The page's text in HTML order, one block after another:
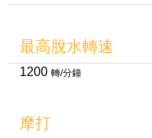
最高脫水轉速
1200 轉/分鐘
摩打